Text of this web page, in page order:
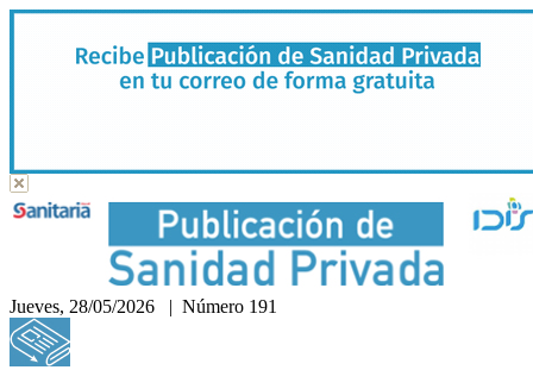
Jueves, 28/05/2026 | Número 191